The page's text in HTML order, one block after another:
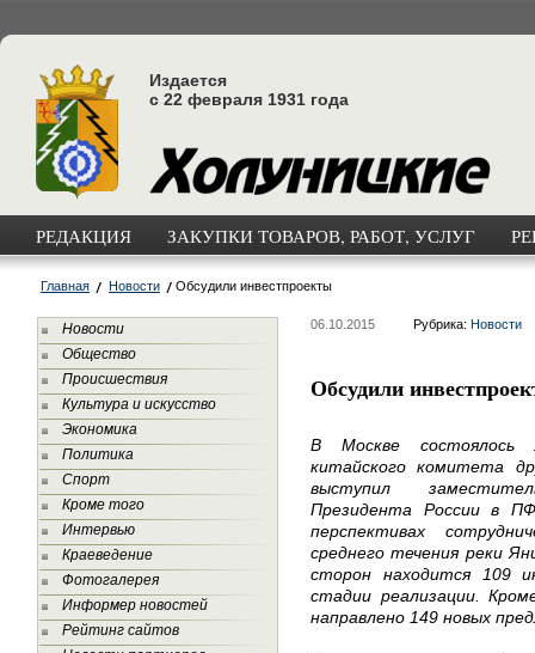
Издается
с 22 февраля 1931 года
РЕДАКЦИЯ ЗАКУПКИ ТОВАРОВ, РАБОТ, УСЛУГ
Главная Новости Обсудили инвестпроекты
Новости
Общество
Происшествия
Культура и искусство
Экономика
Политика
Спорт
Кроме того
Интервью
Краеведение
Фотогалерея
Информер новостей
Рейтинг сайтов
06.10.2015 Рубрика: Новости
Обсудили
В Москве состоялось
китайского комитета
выступил
Президента России в
перспективах
среднего течения реки
сторон находится 109
стадии реализации.
направлено 149 новых